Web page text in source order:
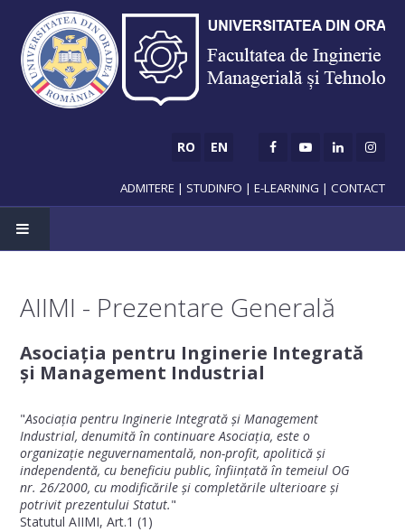
RO EN
ADMITERE | STUDINFO | E-LEARNING | CONTACT
ADMITERE
Licență
Arhivă
NOUTĂȚI
FACULTATE
AIIMI - Prezentare Generală
Asociația pentru Inginerie Integrată
și Management Industrial
"Asociația pentru Inginerie Integrată și Management
Industrial, denumită în continuare Asociația, este o
organizație neguvernamentală, non-profit, apolitică și
independentă, cu beneficiu public, înființată în temeiul OG
nr. 26/2000, cu modificările și completările ulterioare și
potrivit prezentului Statut."
Statutul AIIMI, Art.1 (1)